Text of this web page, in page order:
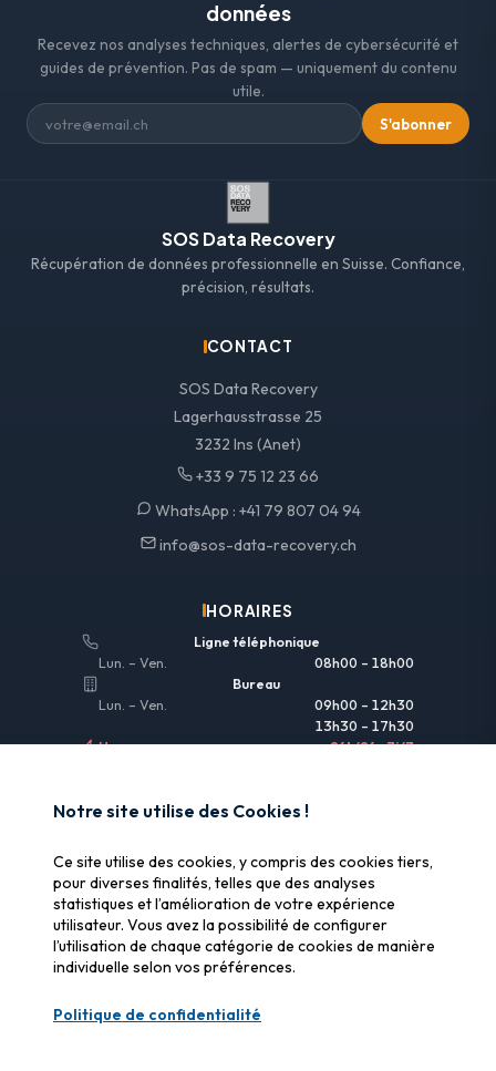
données
Recevez nos analyses techniques, alertes de cybersécurité et
guides de prévention. Pas de spam — uniquement du contenu
utile.
S'abonner
SOS Data Recovery
Récupération de données professionnelle en Suisse. Confiance,
précision, résultats.
CONTACT
SOS Data Recovery
Lagerhausstrasse 25
3232 Ins (Anet)
+33 9 75 12 23 66
WhatsApp : +41 79 807 04 94
info@sos-data-recovery.ch
HORAIRES
Ligne téléphonique
Lun. – Ven.
08h00 – 18h00
Bureau
Lun. – Ven.
09h00 – 12h30
13h30 – 17h30
Urgences
24h/24 • 7j/7
LIENS UTILES
Assurance & remboursement
Pourquoi SOS Data Recovery
Gérer les cookies
CERTIFICATIONS
Notre site utilise des Cookies !
Ce site utilise des cookies, y compris des cookies tiers,
pour diverses finalités, telles que des analyses
statistiques et l’amélioration de votre expérience
utilisateur. Vous avez la possibilité de configurer
l’utilisation de chaque catégorie de cookies de manière
individuelle selon vos préférences.
Politique de confidentialité